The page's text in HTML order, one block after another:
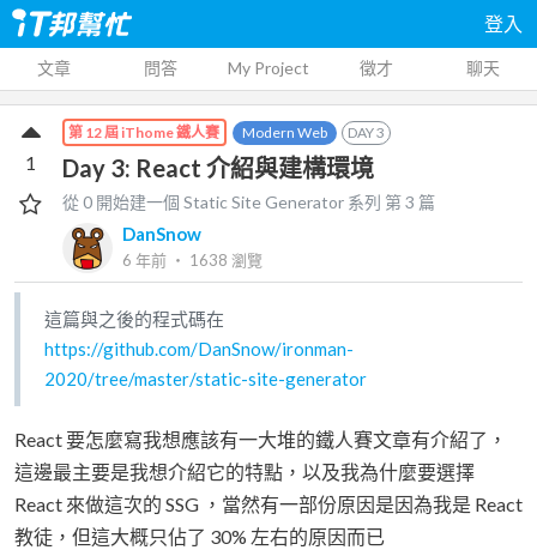
登入
文章 問答 My Project 徵才 聊天
第 12 屆 iThome 鐵人賽 Modern Web DAY3
Day 3: React 介紹與建構環境
從 0 開始建一個 Static Site Generator 系列 第3 篇
DanSnow
6 年前 ‧ 1638 瀏覽
1
這篇與之後的程式碼在
https://github.com/DanSnow/ironman-
2020/tree/master/static-site-generator
React 要怎麼寫我想應該有一大堆的鐵人賽文章有介紹了，
這邊最主要是我想介紹它的特點，以及我為什麼要選擇
React 來做這次的 SSG ，當然有一部份原因是因為我是 React
教徒，但這大概只佔了 30% 左右的原因而已